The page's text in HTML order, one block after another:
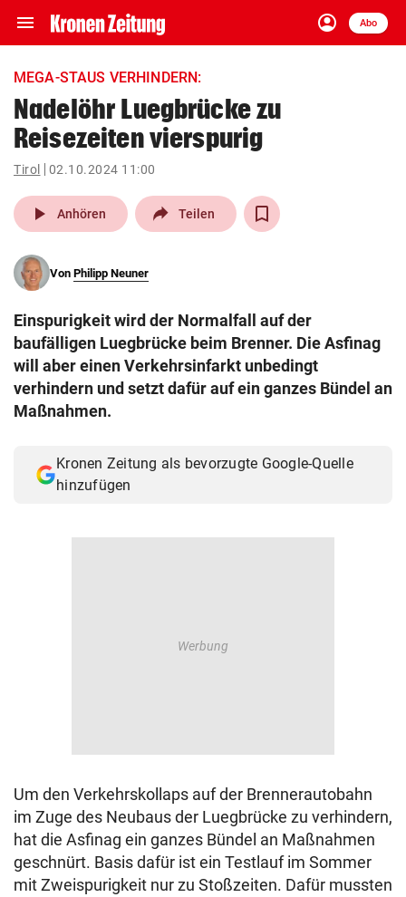
menu Navigation
ein-/ausklappen
account_circle
Anmelden
Abo
close Schließen
account_circle Anmelden
pin_drop
Wien arrow_right
search
eingeben
MEGA-STAUS VERHINDERN:
Nadelöhr Luegbrücke zu
Reisezeiten vierspurig
Tirol 02.10.2024 11:00
play_arrow Anhören Teilen
Von Philipp Neuner
Einspurigkeit wird der Normalfall auf der
baufälligen Luegbrücke beim Brenner. Die Asfinag
will aber einen Verkehrsinfarkt unbedingt
verhindern und setzt dafür auf ein ganzes Bündel an
Maßnahmen.
Kronen Zeitung als bevorzugte Google-Quelle
hinzufügen
Um den Verkehrskollaps auf der Brennerautobahn
im Zuge des Neubaus der Luegbrücke zu verhindern,
hat die Asfinag ein ganzes Bündel an Maßnahmen
geschnürt. Basis dafür ist ein Testlauf im Sommer
mit Zweispurigkeit nur zu Stoßzeiten. Dafür mussten